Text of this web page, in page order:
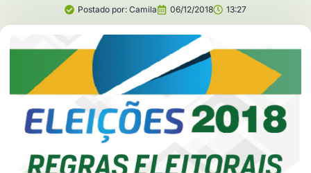
Postado por: Camila 06/12/2018 13:27